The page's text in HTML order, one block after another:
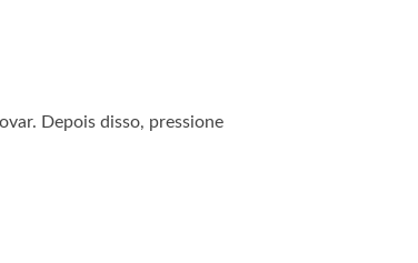
Depois disso, pressione